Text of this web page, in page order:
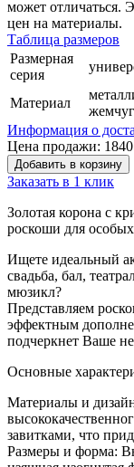
может отличаться.
цен на материалы.
Таблица размеров
Размерная
серия
Материал
Информация о
Цена продажи: 1840
Добавить в корзину
Заказать в 1 клик
Золотая корона с
роскоши для
Ищете идеальный
свадьба, бал,
мюзикл?
Представляем
эффектным
подчеркнет Ваше
Основные
Материалы и
завитками, что
Размеры и форма: